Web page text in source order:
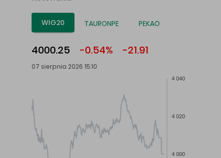
WIG20 TAURONPE PEKAO
4000.25 -0.54% -21.91
07 sierpnia 2026 15:10
4 000
4 020
4 040